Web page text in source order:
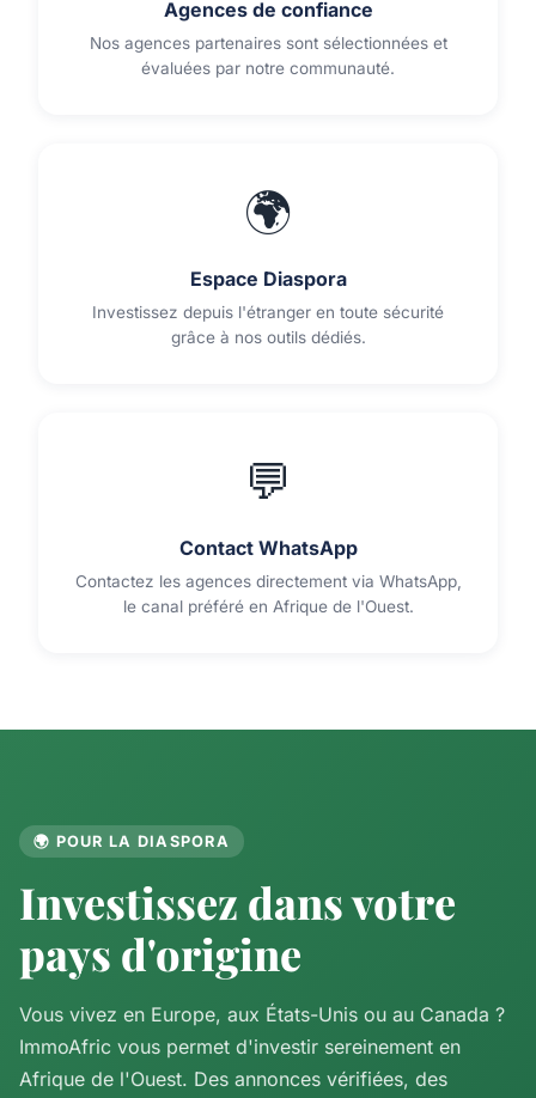
Agences de confiance
Nos agences partenaires sont sélectionnées et
évaluées par notre communauté.
🌍
Espace Diaspora
Investissez depuis l'étranger en toute sécurité
grâce à nos outils dédiés.
💬
Contact WhatsApp
Contactez les agences directement via WhatsApp,
le canal préféré en Afrique de l'Ouest.
🌍 POUR LA DIASPORA
Investissez dans votre
pays d'origine
Vous vivez en Europe, aux États-Unis ou au Canada ?
ImmoAfric vous permet d'investir sereinement en
Afrique de l'Ouest. Des annonces vérifiées, des